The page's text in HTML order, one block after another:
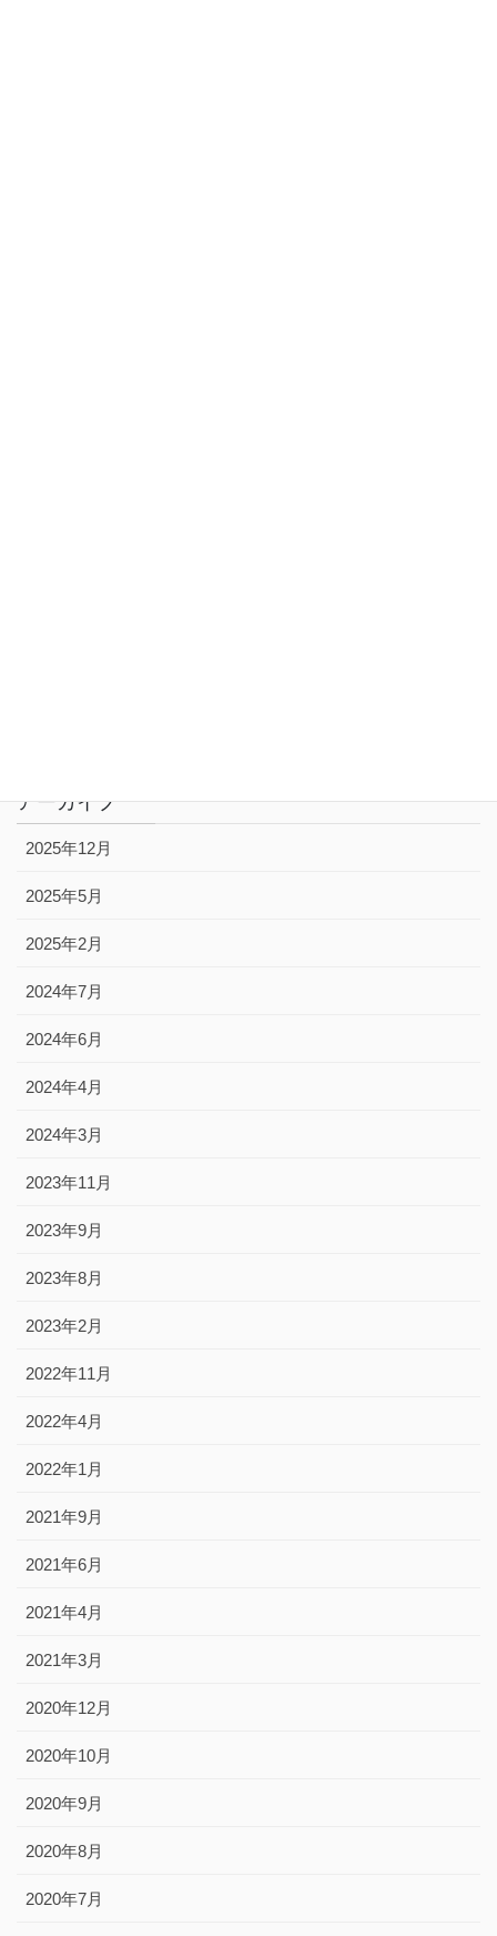
アーカイブ
2025年12月
2025年5月
2025年2月
2024年7月
2024年6月
2024年4月
2024年3月
2023年11月
2023年9月
2023年8月
2023年2月
2022年11月
2022年4月
2022年1月
2021年9月
2021年6月
2021年4月
2021年3月
2020年12月
2020年10月
2020年9月
2020年8月
2020年7月